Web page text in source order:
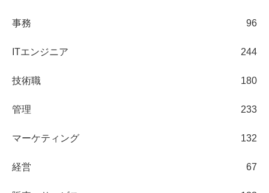
事務 96
ITエンジニア 244
技術職 180
管理 233
マーケティング 132
経営 67